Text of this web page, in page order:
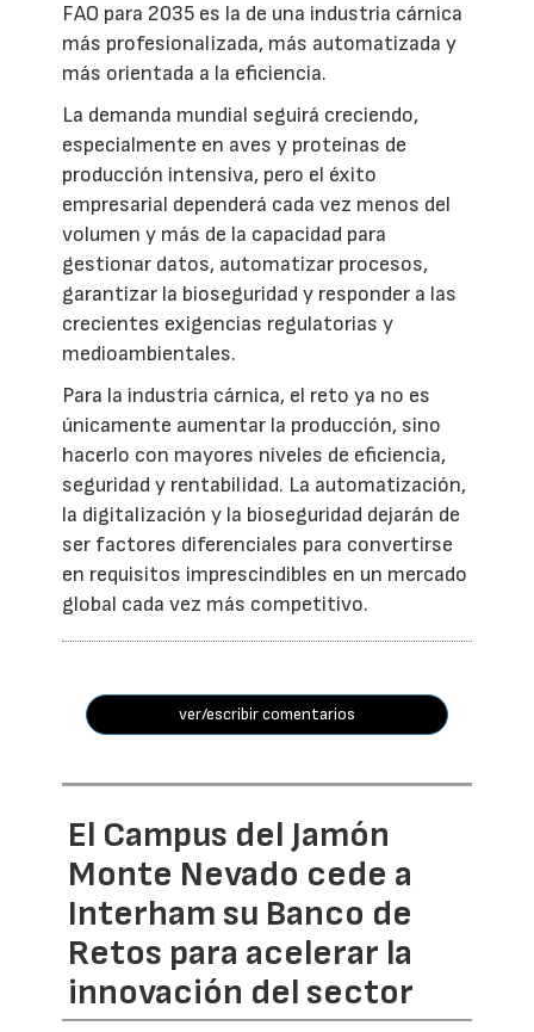
FAO para 2035 es la de una industria cárnica
más profesionalizada, más automatizada y
más orientada a la eficiencia.
La demanda mundial seguirá creciendo,
especialmente en aves y proteínas de
producción intensiva, pero el éxito
empresarial dependerá cada vez menos del
volumen y más de la capacidad para
gestionar datos, automatizar procesos,
garantizar la bioseguridad y responder a las
crecientes exigencias regulatorias y
medioambientales.
Para la industria cárnica, el reto ya no es
únicamente aumentar la producción, sino
hacerlo con mayores niveles de eficiencia,
seguridad y rentabilidad. La automatización,
la digitalización y la bioseguridad dejarán de
ser factores diferenciales para convertirse
en requisitos imprescindibles en un mercado
global cada vez más competitivo.
ver/escribir comentarios
El Campus del Jamón
Monte Nevado cede a
Interham su Banco de
Retos para acelerar la
innovación del sector